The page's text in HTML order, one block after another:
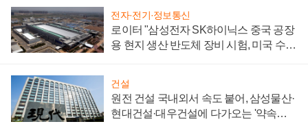
전자·전기·정보통신
로이터 "삼성전자 SK하이닉스 중국 공장
용 현지 생산 반도체 장비 시험, 미국 수출
건설
원전 건설 국내외서 속도 붙어, 삼성물산·
현대건설·대우건설에 다가오는 '약속의